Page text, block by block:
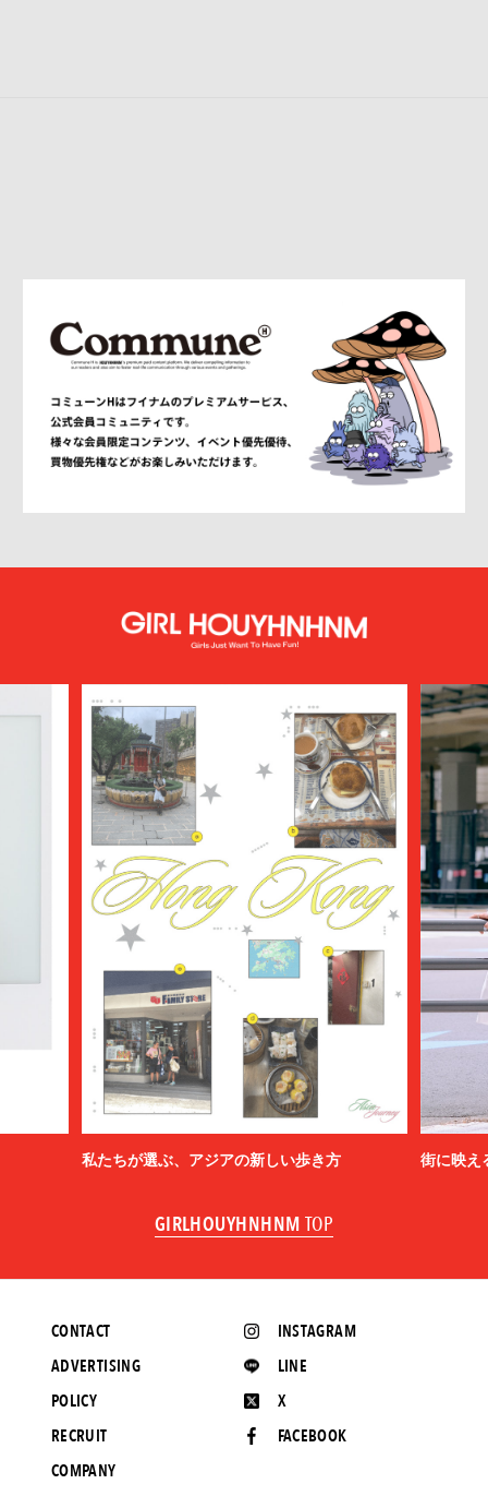
私たちが選ぶ、アジアの新しい歩き方 街に映え
GIRLHOUYHNHNM TOP
INSTAGRAM
LINE
X
FACEBOOK
CONTACT
ADVERTISING
POLICY
RECRUIT
COMPANY